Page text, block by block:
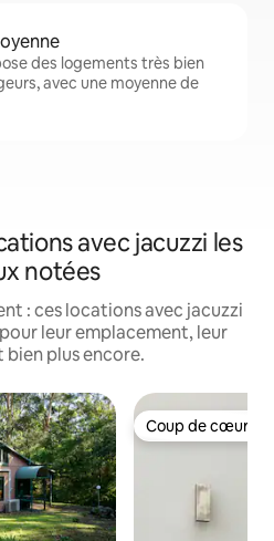
des logements très bien
avec une moyenne de
avec jacuzzi les
notées
: ces locations avec jacuzzi
leur emplacement, leur
plus encore.
Coup de cœur
Coup de cœur